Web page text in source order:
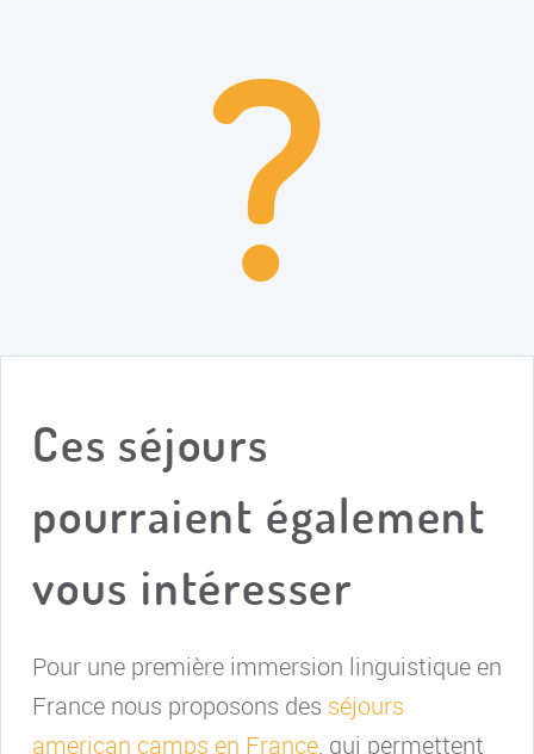
Ces séjours
pourraient également
vous intéresser
Pour une première immersion linguistique en
France nous proposons des séjours
american camps en France, qui permettent
?